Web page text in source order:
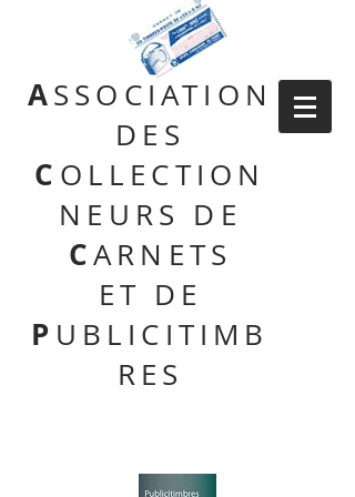
ASSOCIATION
DES
C OLLECTION
NEURS DE
CARNETS
ET DE
P UBLICITIMB
RES